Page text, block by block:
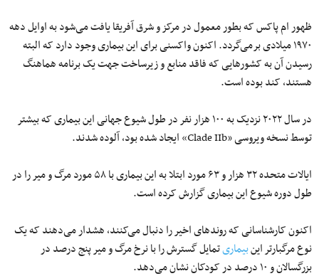
ظهور ام پاکس که بطور معمول در مرکز و شرق آفریقا یافت می‌شود به اوایل دهه
۱۹۷۰ میلادی برمی‌گردد. اکنون واکسنی برای این بیماری وجود دارد که البته
رسیدن آن به کشورهایی که فاقد منابع و زیرساخت جهت یک برنامه هماهنگ
هستند، کند بوده است.
در سال ۲۰۲۲ نزدیک به ۱۰۰ هزار نفر در طول شیوع جهانی این بیماری که بیشتر
توسط نسخه ویروسی «Clade IIb» ایجاد شده بود، آلوده شدند.
ایالات متحده ۳۲ هزار و ۶۳ مورد ابتلا به این بیماری با ۵۸ مورد مرگ و میر را در
طول دوره شیوع این بیماری گزارش کرده است.
اکنون کارشناسانی که روندهای اخیر را دنبال می‌کنند، هشدار می‌دهند که یک
نوع مرگبارتر اینبیماریتمایل گسترش را با نرخ مرگ و میر پنج درصد در
بزرگسالان و ۱۰ درصد در کودکان نشان می‌دهد.